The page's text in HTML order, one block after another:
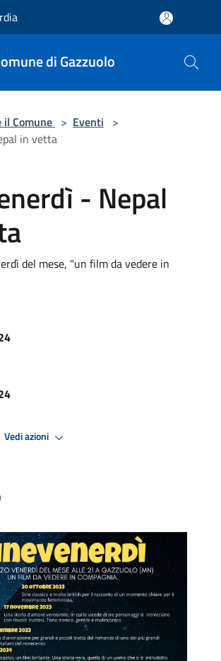
di Gazzuolo
il Comune > Eventi >
in vetta
- Nepal
del mese, "un film da vedere in
Vedi azioni